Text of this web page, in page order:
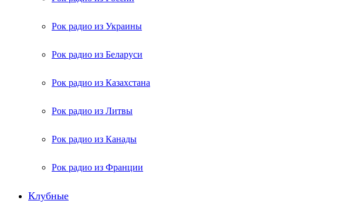
Рок радио из Украины
Рок радио из Беларуси
Рок радио из Казахстана
Рок радио из Литвы
Рок радио из Канады
Рок радио из Франции
Клубные